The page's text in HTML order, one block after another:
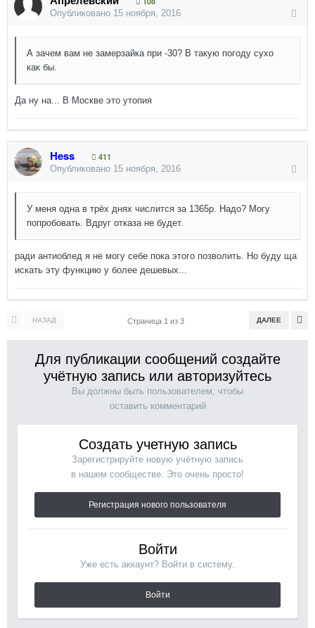
Опубликовано 15 ноября, 2016
А зачем вам не замерзайка при -30? В такую погоду сухо
как бы.
Да ну на... В Москве это утопия
Hess
411
Опубликовано 15 ноября, 2016
У меня одна в трёх днях числится за 1365р. Надо? Могу
попробовать. Вдруг отказа не будет.
ради антиоблед я не могу себе пока этого позволить. Но буду ща
искать эту функцию у более дешевых...
НАЗАД ДАЛЕЕ
Страница 1 из 3
Для публикации сообщений создайте
учётную запись или авторизуйтесь
Вы должны быть пользователем, чтобы
оставить комментарий
Создать учетную запись
Зарегистрируйте новую учётную запись
в нашем сообществе. Это очень просто!
Регистрация нового пользователя
Войти
Уже есть аккаунт? Войти в систему.
Войти